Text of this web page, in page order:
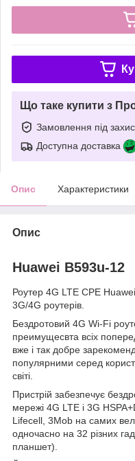
Що таке купити з
Замовлення під
Доступна доставка
Опис Характеристики
Опис
Huawei B593u-12
Роутер 4G LTE CPE
3G/4G роутерів.
Бездротовий 4G Wi-Fi
преимущесвта всіх
вже і так добре
популярними серед
світі.
Пристрій забезпечує
мережі 4G LTE і 3G
Lifecell, 3Mob на самих
одночасно на 32 різних
планшет).